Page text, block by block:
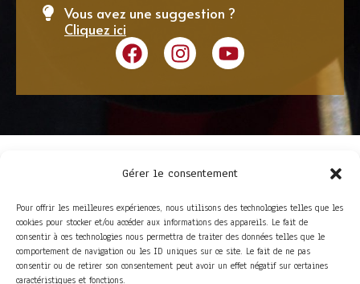
Gérer le consentement
Pour offrir les meilleures expériences, nous utilisons des technologies telles que les
cookies pour stocker et/ou accéder aux informations des appareils. Le fait de
consentir à ces technologies nous permettra de traiter des données telles que le
comportement de navigation ou les ID uniques sur ce site. Le fait de ne pas
consentir ou de retirer son consentement peut avoir un effet négatif sur certaines
caractéristiques et fonctions.
Vous avez une suggestion ?
Cliquez ici
ACCÈS RAPIDE